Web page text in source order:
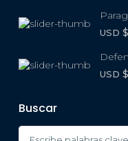
USD
USD
Buscar
Search